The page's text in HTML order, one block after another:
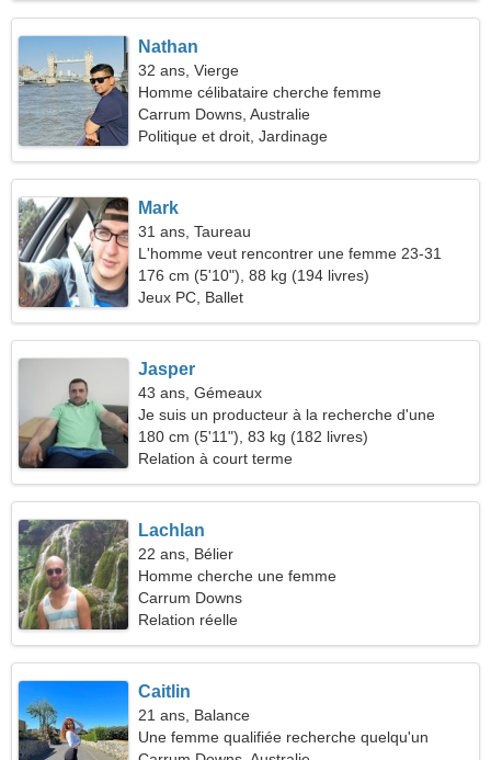
Nathan
32 ans, Vierge
Homme célibataire cherche femme
Carrum Downs, Australie
Politique et droit, Jardinage
Mark
31 ans, Taureau
L'homme veut rencontrer une femme 23-31
176 cm (5'10"), 88 kg (194 livres)
Jeux PC, Ballet
Jasper
43 ans, Gémeaux
Je suis un producteur à la recherche d'une
femme pleine d'esprit
180 cm (5'11"), 83 kg (182 livres)
Relation à court terme
Lachlan
22 ans, Bélier
Homme cherche une femme
Carrum Downs
Relation réelle
Caitlin
21 ans, Balance
Une femme qualifiée recherche quelqu'un